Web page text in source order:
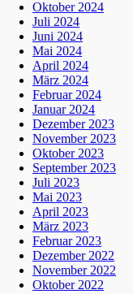
Oktober 2024
Juli 2024
Juni 2024
Mai 2024
April 2024
März 2024
Februar 2024
Januar 2024
Dezember 2023
November 2023
Oktober 2023
September 2023
Juli 2023
Mai 2023
April 2023
März 2023
Februar 2023
Dezember 2022
November 2022
Oktober 2022